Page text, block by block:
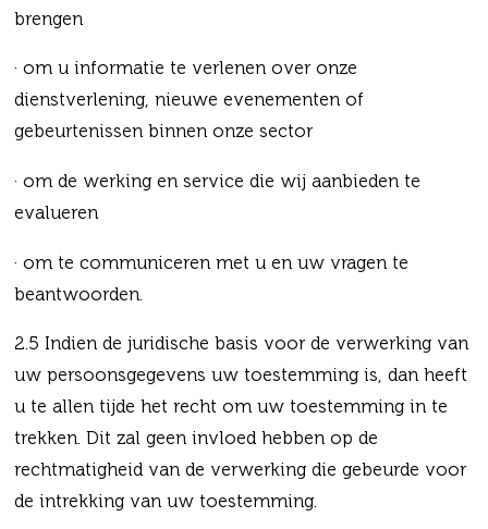
brengen
· om u informatie te verlenen over onze
dienstverlening, nieuwe evenementen of
gebeurtenissen binnen onze sector
· om de werking en service die wij aanbieden te
evalueren
· om te communiceren met u en uw vragen te
beantwoorden.
2.5 Indien de juridische basis voor de verwerking van
uw persoonsgegevens uw toestemming is, dan heeft
u te allen tijde het recht om uw toestemming in te
trekken. Dit zal geen invloed hebben op de
rechtmatigheid van de verwerking die gebeurde voor
de intrekking van uw toestemming.